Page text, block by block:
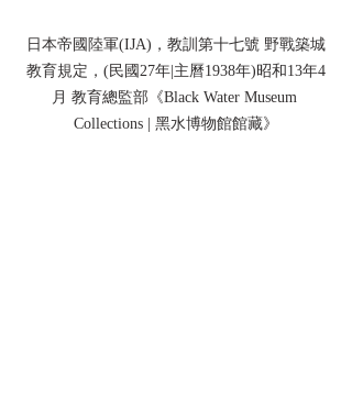
日本帝國陸軍(IJA)，教訓第十七號 野戰築城
教育規定，(民國27年|主曆1938年)昭和13年4
月 教育總監部《Black Water Museum
Collections | 黑水博物館館藏》